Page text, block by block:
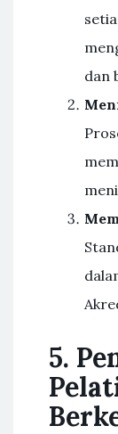
dan
5.